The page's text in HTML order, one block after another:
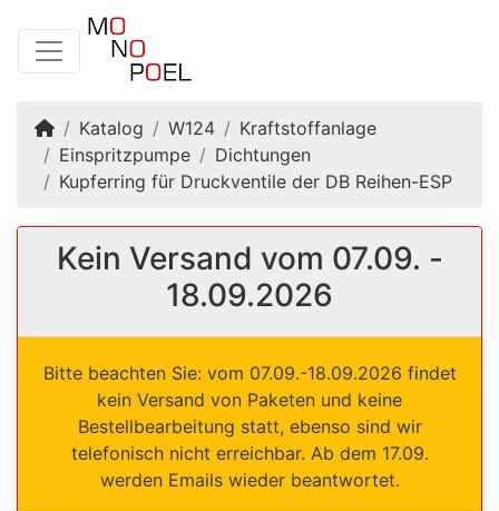
Startseite
Katalog W124
Kraftstoffanlage
Einspritzpumpe
Dichtungen
Kupferring für Druckventile der DB Reihen-ESP
Kein Versand vom 07.09. -
18.09.2026
Bitte beachten Sie: vom 07.09.-18.09.2026 findet
kein Versand von Paketen und keine
Bestellbearbeitung statt, ebenso sind wir
telefonisch nicht erreichbar. Ab dem 17.09.
werden Emails wieder beantwortet.